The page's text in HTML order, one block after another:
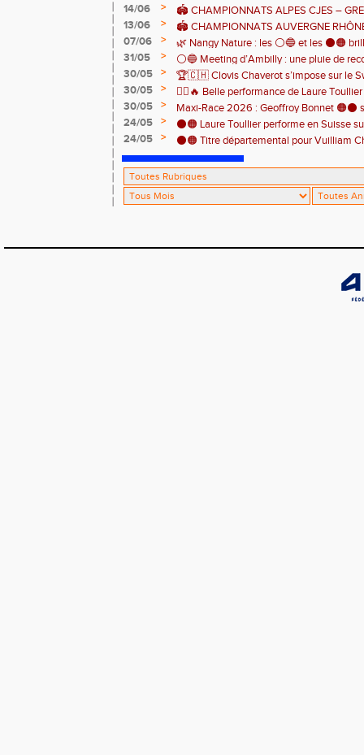
14/06
>
🏟️ CHAMPIONNATS ALPES CJES –
2026
13/06 >
🏟️ CHAMPIONNATS AUVERGNE
Pontcharra 📅 Samedi 13 juin 2026
07/06 >
🌿 Nangy Nature : les ⚪️🔵 et les ⚫️🟠
31/05
>
⚪️🔵 Meeting d’Ambilly : une pluie de
athlètes de l’EAA ! ⚫️🟠
30/05 >
🏆🇨🇭 Clovis Chaverot s’impose sur le
30/05
>
🏃‍♀️🔥 Belle performance de Laure
! 🔥🏃‍♀️
30/05 >
Maxi-Race 2026 : Geoffroy Bonnet 🟠⚫️
en catégorie M0 sur le Tour du Lac 100
24/05 >
⚫️🟠 Laure Toullier performe en Suisse
24/05
> ⚫️🟠 Titre départemental pour Vuilliam